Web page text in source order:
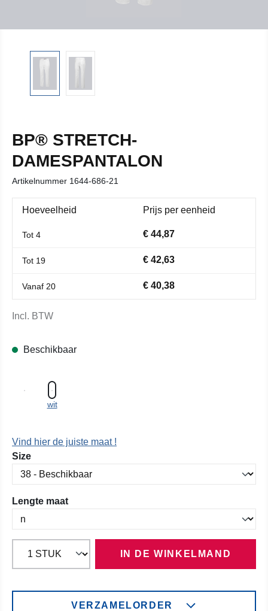
BP® STRETCH-
DAMESPANTALON
Artikelnummer 1644-686-21
Hoeveelheid Prijs per eenheid
Tot 4 € 44,87
Tot 19 € 42,63
Vanaf 20 € 40,38
Incl. BTW
Beschikbaar
wit
Vind hier de juiste maat !
Selecteer
Size
Selecteer
Lengte maat
IN DE WINKELMAND
VERZAMELORDER